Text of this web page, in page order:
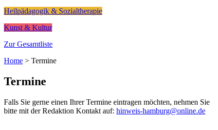
Heilpädagogik & Sozialtherapie
Kunst & Kultur
Zur Gesamtliste
Home > Termine
Termine
Falls Sie gerne einen Ihrer Termine eintragen möchten, nehmen Sie
bitte mit der Redaktion Kontakt auf: hinweis-hamburg@online.de